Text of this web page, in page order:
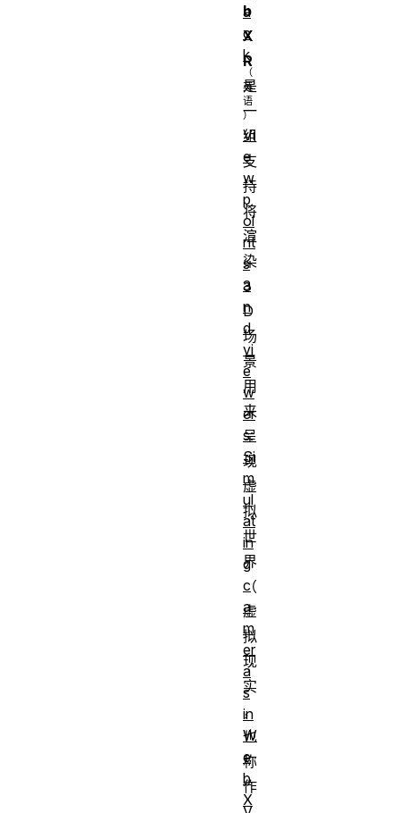
b
X
R
是
一
组
支
持
将
渲
染
3
D
场
景
用
来
呈
现
虚
拟
世
界
（
虚
拟
现
实
，
也
称
作
a
c
k
Vi
e
w
p
oi
nt
s
a
n
d
vi
e
w
er
s:
Si
m
ul
at
in
g
c
a
m
er
a
s
in
W
e
b
X